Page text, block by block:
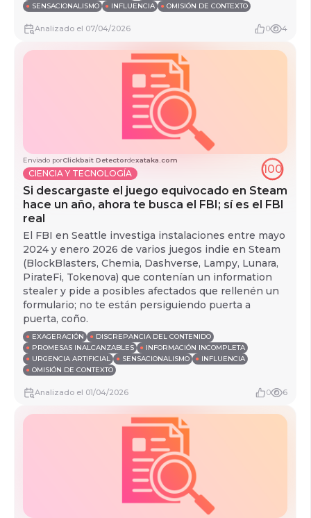
● SENSACIONALISMO ● INFLUENCIA ● OMISIÓN DE CONTEXTO
Analizado el 07/04/2026 0 4
Enviado porClickbait Detectordexataka.com
CIENCIA Y TECNOLOGÍA 100
Si descargaste el juego equivocado en Steam
hace un año, ahora te busca el FBI; sí es el FBI
real
El FBI en Seattle investiga instalaciones entre mayo
2024 y enero 2026 de varios juegos indie en Steam
(BlockBlasters, Chemia, Dashverse, Lampy, Lunara,
PirateFi, Tokenova) que contenían un information
stealer y pide a posibles afectados que rellenén un
formulario; no te están persiguiendo puerta a
puerta, coño.
● EXAGERACIÓN ● DISCREPANCIA DEL CONTENIDO
● PROMESAS INALCANZABLES ● INFORMACIÓN INCOMPLETA
● URGENCIA ARTIFICIAL ● SENSACIONALISMO ● INFLUENCIA
● OMISIÓN DE CONTEXTO
Analizado el 01/04/2026 0 6